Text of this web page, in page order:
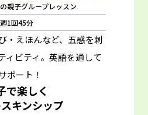
親子グループレッスン
週1回45分
・えほんなど、五感を刺
ビティ。 英語を通して
ポート！
で楽しく
キンシップ